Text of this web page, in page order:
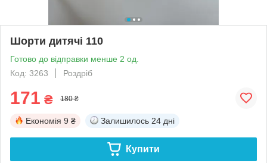
Шорти дитячі 110
Готово до відправки менше 2 од.
Код: 3263
Роздріб
171 ₴ 180 ₴
Економія 9 ₴ Залишилось 24 дні
Купити